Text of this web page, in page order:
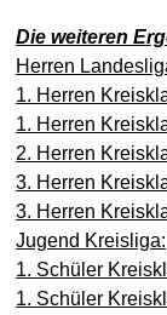
Die weiteren
Herren
1. Herren
1. Herren
2. Herren
3. Herren
3. Herren
Jugend Kreisliga:
1. Schüler
1. Schüler